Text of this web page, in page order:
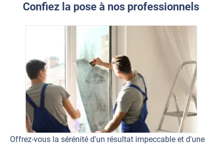
Confiez la pose à nos professionnels
Offrez-vous la sérénité d'un résultat impeccable et d'une